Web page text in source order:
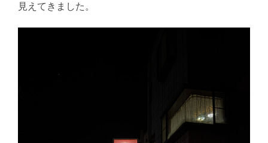
見えてきました。